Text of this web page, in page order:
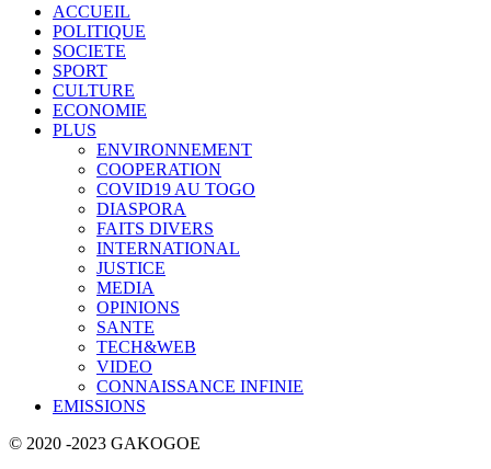
ACCUEIL
POLITIQUE
SOCIETE
SPORT
CULTURE
ECONOMIE
PLUS
ENVIRONNEMENT
COOPERATION
COVID19 AU TOGO
DIASPORA
FAITS DIVERS
INTERNATIONAL
JUSTICE
MEDIA
OPINIONS
SANTE
TECH&WEB
VIDEO
CONNAISSANCE INFINIE
EMISSIONS
© 2020 -2023 GAKOGOE